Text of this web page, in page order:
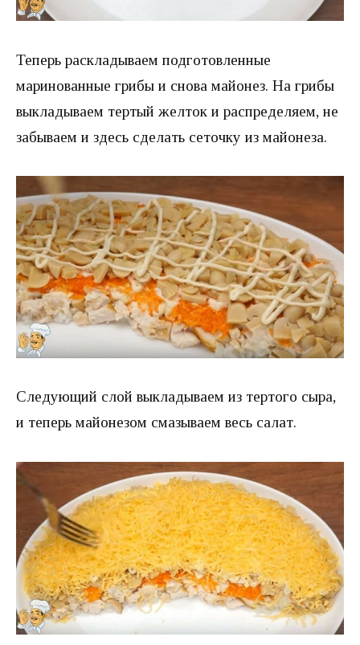
Теперь раскладываем подготовленные
маринованные грибы и снова майонез. На грибы
выкладываем тертый желток и распределяем, не
забываем и здесь сделать сеточку из майонеза.
Следующий слой выкладываем из тертого сыра,
и теперь майонезом смазываем весь салат.